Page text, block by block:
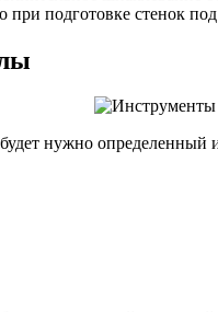
подготовке стенок под
нужно